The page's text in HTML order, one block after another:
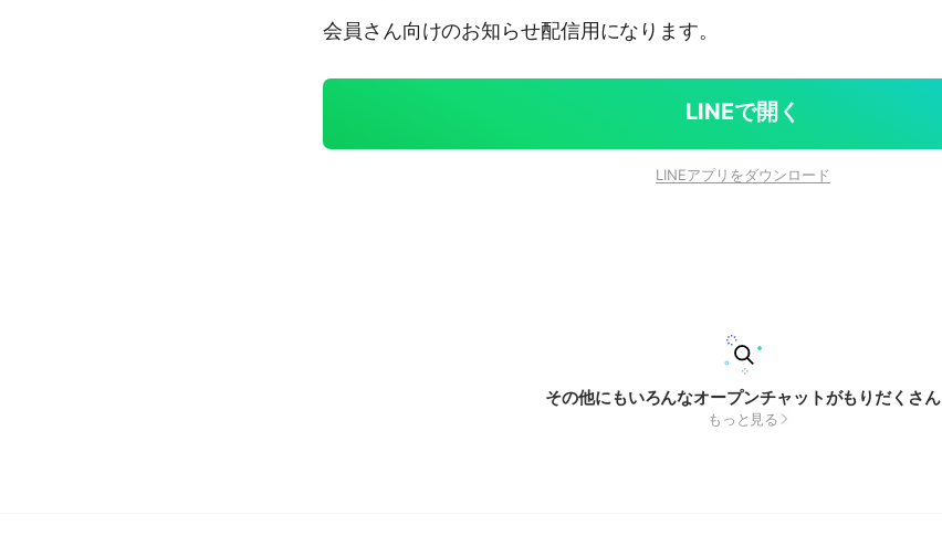
会員さん向けのお知らせ配信用になります。
LINEで開く
LINEアプリをダウンロード
その他にもいろんなオープンチャットがもりだくさん
もっと見る